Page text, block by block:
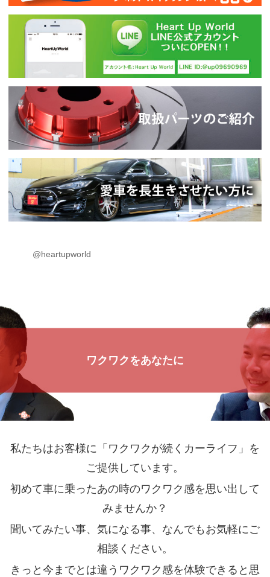
@heartupworld
ワクワクをあなたに
私たちはお客様に「ワクワクが続くカーライフ」を
ご提供しています。
初めて車に乗ったあの時のワクワク感を思い出して
みませんか？
聞いてみたい事、気になる事、なんでもお気軽にご
相談ください。
きっと今までとは違うワクワク感を体験できると思